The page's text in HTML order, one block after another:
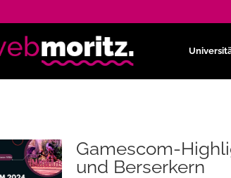
Gamescom-
und Berserkern